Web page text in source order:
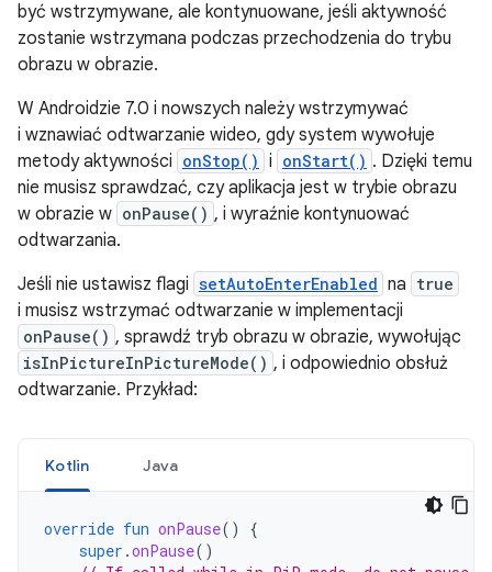
być wstrzymywane, ale kontynuowane, jeśli aktywność
zostanie wstrzymana podczas przechodzenia do trybu
obrazu w obrazie.
W Androidzie 7.0 i nowszych należy wstrzymywać
i wznawiać odtwarzanie wideo, gdy system wywołuje
metody aktywności onStop() i onStart() . Dzięki temu
nie musisz sprawdzać, czy aplikacja jest w trybie obrazu
w obrazie w onPause() , i wyraźnie kontynuować
odtwarzania.
Jeśli nie ustawisz flagi setAutoEnterEnabled na true
i musisz wstrzymać odtwarzanie w implementacji
onPause() , sprawdź tryb obrazu w obrazie, wywołując
isInPictureInPictureMode() , i odpowiednio obsłuż
odtwarzanie. Przykład:
Kotlin Java
override fun onPause()
{
super .onPause()